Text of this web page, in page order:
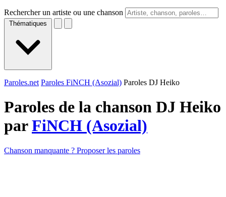
Rechercher un artiste ou une chanson
Thématiques
Paroles.net Paroles FiNCH (Asozial) Paroles DJ Heiko
Paroles de la chanson DJ Heiko
parFiNCH (Asozial)
Chanson manquante ? Proposer les paroles